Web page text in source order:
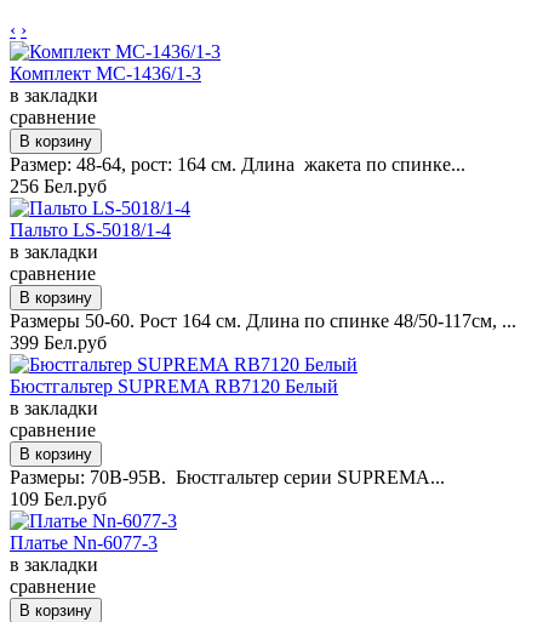
‹ ›
Комплект MC-1436/1-3
в закладки
сравнение
Размер: 48-64, рост: 164 см. Длина жакета по спинке...
256 Бел.руб
Пальто LS-5018/1-4
в закладки
сравнение
Размеры 50-60. Рост 164 см. Длина по спинке 48/50-117см, ...
399 Бел.руб
Бюстгальтер SUPREMA RB7120 Белый
в закладки
сравнение
Размеры: 70B-95B. Бюстгальтер серии SUPREMA...
109 Бел.руб
Платье Nn-6077-3
в закладки
сравнение